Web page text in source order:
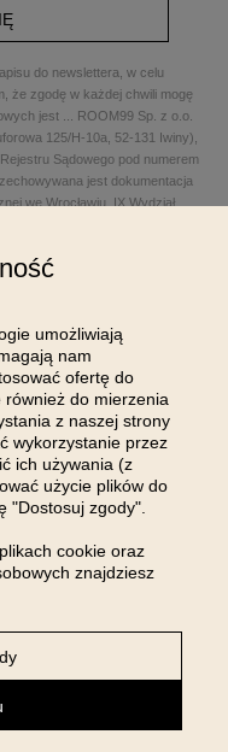
do newslettera, w celu
że zgodę w każdej chwili mogę
jest
ROOM99 Sp. z o.o.
125/H-10a, 52-131 Iwiny),
Sądowego pod numerem
jest dokumentacja
we Wrocławiu, IX Wydział
się z naszym
Premium
umożliwiają
nam
ofertę do
do mierzenia
z naszej strony
wykorzystanie przez
ich używania (z
użycie plików do
"Dostosuj zgody".
cookie oraz
znajdziesz